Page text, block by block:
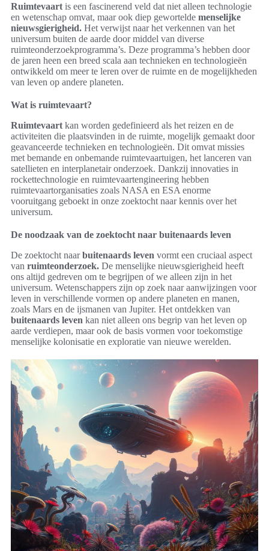
Ruimtevaart is een fascinerend veld dat niet alleen technologie
en wetenschap omvat, maar ook diep gewortelde menselijke
nieuwsgierigheid. Het verwijst naar het verkennen van het
universum buiten de aarde door middel van diverse
ruimteonderzoekprogramma’s. Deze programma’s hebben door
de jaren heen een breed scala aan technieken en technologieën
ontwikkeld om meer te leren over de ruimte en de mogelijkheden
van leven op andere planeten.
Wat is ruimtevaart?
Ruimtevaart kan worden gedefinieerd als het reizen en de
activiteiten die plaatsvinden in de ruimte, mogelijk gemaakt door
geavanceerde technieken en technologieën. Dit omvat missies
met bemande en onbemande ruimtevaartuigen, het lanceren van
satellieten en interplanetair onderzoek. Dankzij innovaties in
rockettechnologie en ruimtevaartengineering hebben
ruimtevaartorganisaties zoals NASA en ESA enorme
vooruitgang geboekt in onze zoektocht naar kennis over het
universum.
De noodzaak van de zoektocht naar buitenaards leven
De zoektocht naarbuitenaards leven vormt een cruciaal aspect
van ruimteonderzoek. De menselijke nieuwsgierigheid heeft
ons altijd gedreven om te begrijpen of we alleen zijn in het
universum. Wetenschappers zijn op zoek naar aanwijzingen voor
leven in verschillende vormen op andere planeten en manen,
zoals Mars en de ijsmanen van Jupiter. Het ontdekken van
buitenaards leven kan niet alleen ons begrip van het leven op
aarde verdiepen, maar ook de basis vormen voor toekomstige
menselijke kolonisatie en exploratie van nieuwe werelden.